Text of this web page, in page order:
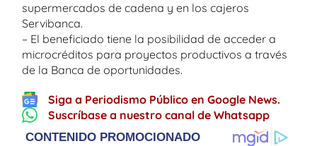
supermercados de cadena y en los cajeros
Servibanca.
– El beneficiado tiene la posibilidad de acceder a
microcréditos para proyectos productivos a través
de la Banca de oportunidades.
Siga a Periodismo Público en Google News.
Suscríbase a nuestro canal de Whatsapp